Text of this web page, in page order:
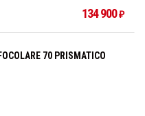
134 900₽
70 PRISMATICO